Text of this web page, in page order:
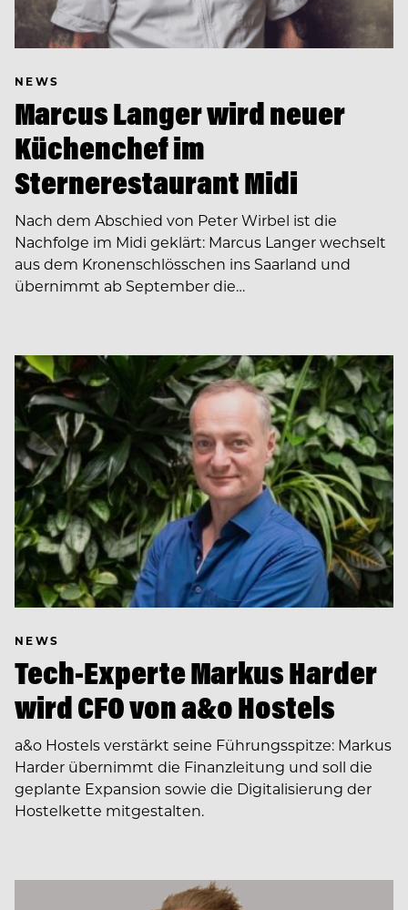
NEWS
Marcus Langer wird neuer
Küchenchef im
Sternerestaurant Midi
Nach dem Abschied von Peter Wirbel ist die
Nachfolge im Midi geklärt: Marcus Langer wechselt
aus dem Kronenschlösschen ins Saarland und
übernimmt ab September die…
NEWS
Tech-Experte Markus Harder
wird CFO von a&o Hostels
a&o Hostels verstärkt seine Führungsspitze: Markus
Harder übernimmt die Finanzleitung und soll die
geplante Expansion sowie die Digitalisierung der
Hostelkette mitgestalten.